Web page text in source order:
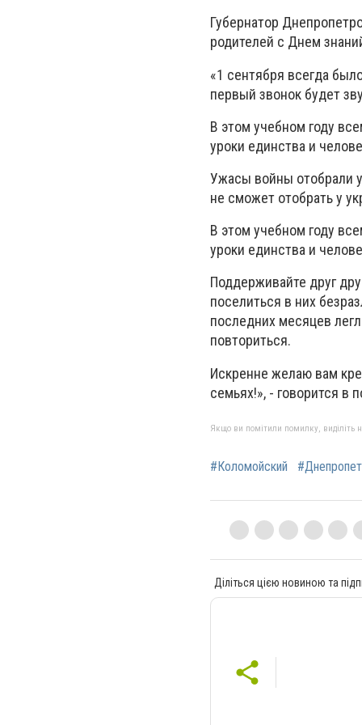
Губернатор
родителей с Днем
«1 сентября всегда
первый звонок будет
В этом учебном году
уроки единства и
Ужасы войны отобрали
не сможет отобрать у
В этом учебном году
уроки единства и
Поддерживайте друг
поселиться в них
последних месяцев
повториться.
Искренне желаю вам
семьях!», - говорится в
Якщо ви помітили помилку, виділіть
#Коломойский
Діліться цією новиною та